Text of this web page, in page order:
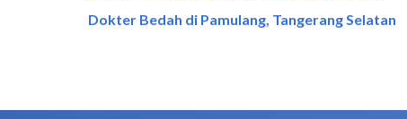
Dokter Bedah di Pamulang, Tangerang Selatan